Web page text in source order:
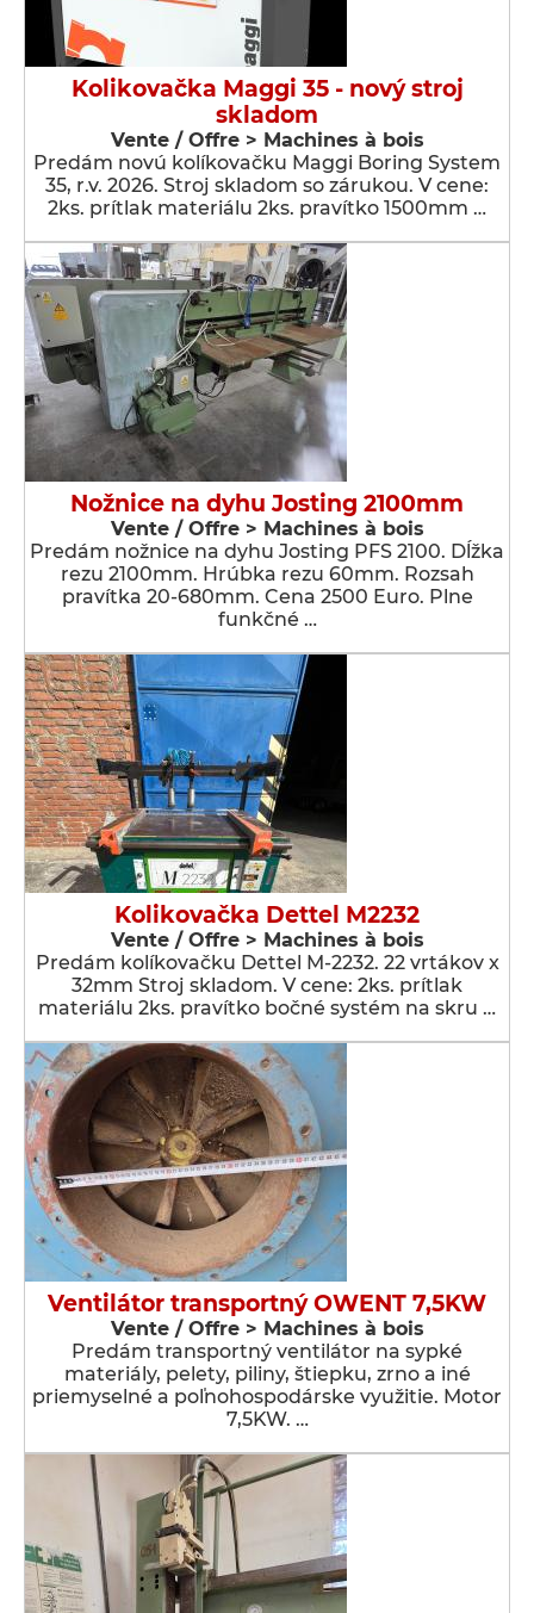
Kolikovačka Maggi 35 - nový stroj
skladom
Vente / Offre > Machines à bois
Predám novú kolíkovačku Maggi Boring System
35, r.v. 2026. Stroj skladom so zárukou. V cene:
2ks. prítlak materiálu 2ks. pravítko 1500mm …
Nožnice na dyhu Josting 2100mm
Vente / Offre > Machines à bois
Predám nožnice na dyhu Josting PFS 2100. Dĺžka
rezu 2100mm. Hrúbka rezu 60mm. Rozsah
pravítka 20-680mm. Cena 2500 Euro. Plne
funkčné …
Kolikovačka Dettel M2232
Vente / Offre > Machines à bois
Predám kolíkovačku Dettel M-2232. 22 vrtákov x
32mm Stroj skladom. V cene: 2ks. prítlak
materiálu 2ks. pravítko bočné systém na skru …
Ventilátor transportný OWENT 7,5KW
Vente / Offre > Machines à bois
Predám transportný ventilátor na sypké
materiály, pelety, piliny, štiepku, zrno a iné
priemyselné a poľnohospodárske využitie. Motor
7,5KW. …